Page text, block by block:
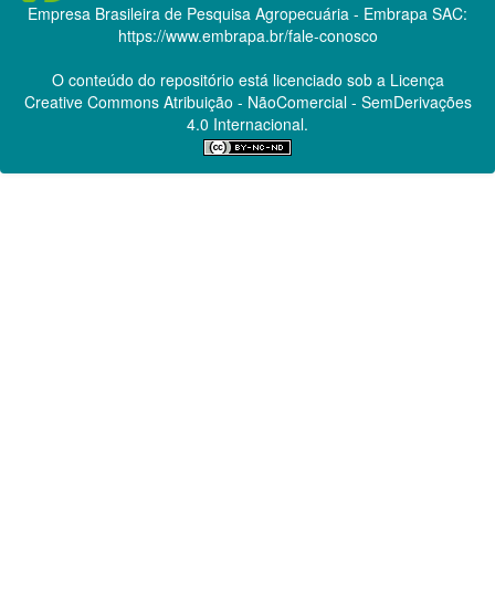
Empresa Brasileira de Pesquisa Agropecuária - Embrapa SAC:
https://www.embrapa.br/fale-conosco
O conteúdo do repositório está licenciado sob a Licença
Creative CommonsAtribuição - NãoComercial - SemDerivações
4.0 Internacional.